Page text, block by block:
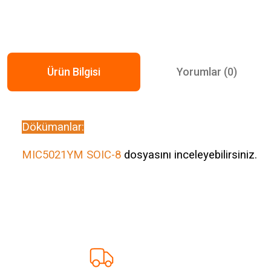
Ürün Bilgisi Yorumlar (0)
Dökümanlar:
MIC5021YM SOIC-8 dosyasını inceleyebilirsiniz.
Ürün resmi kalitesiz, bozuk veya görüntülenemiyor.